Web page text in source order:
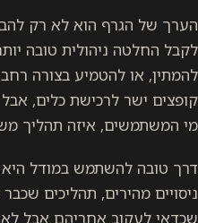
הערך של הגרף הוא לא רק
לקבל החלטה ניהולית טובה
קופצים ישר לרכישת כלים,
מי המשתמשים, איזה תהליך
ניסויים מהירים, תהליכים
שכדאי לעקוב אחריהם אבל